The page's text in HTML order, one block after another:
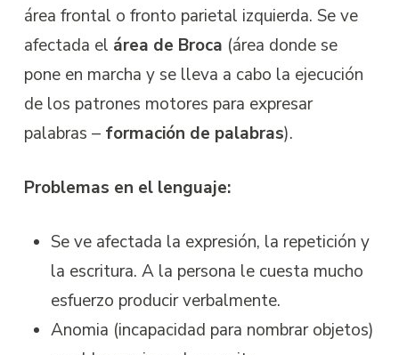
área frontal o fronto parietal izquierda. Se ve
afectada el área de Broca (área donde se
pone en marcha y se lleva a cabo la ejecución
de los patrones motores para expresar
palabras – formación de palabras).
Problemas en el lenguaje:
Se ve afectada la expresión, la repetición y
la escritura. A la persona le cuesta mucho
esfuerzo producir verbalmente.
Anomia (incapacidad para nombrar objetos)